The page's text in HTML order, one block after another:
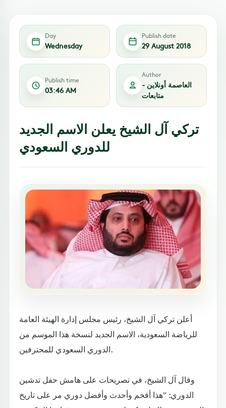
Day
Wednesday
Publish date
29 August 2018
Publish time
03:46 AM
Author
العاصمة أونلاين -
متابعات
تركي آل الشيخ يعلن الاسم الجديد
للدوري السعودي
أعلن تركي آل الشيخ، رئيس مجلس إدارة الهيئة العامة
للرياضة السعودية، الاسم الجديد لنسخة هذا الموسم من
الدوري السعودي للمحترفين.
وقال آل الشيخ، في تصريحات على هامش حفل تدشين
الدوري: "هذا أفخم وأحدث وأفضل دوري مر على تاريخ